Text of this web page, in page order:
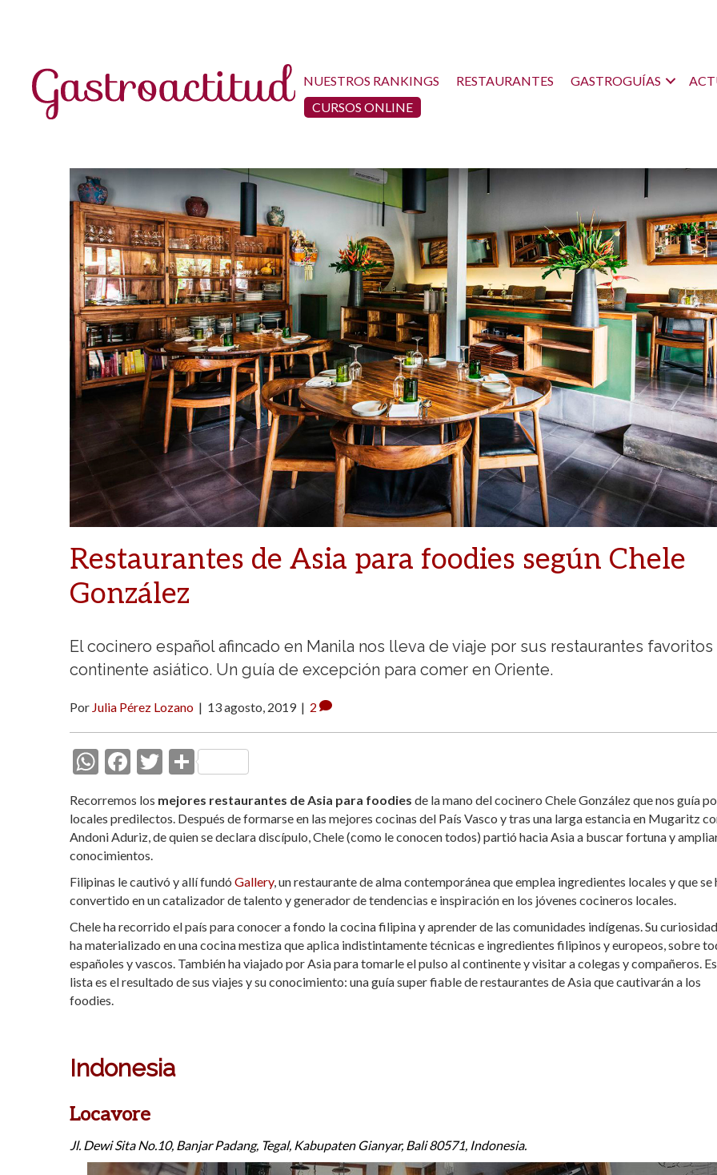
NUESTROS RANKINGS RESTAURANTES GASTROGUÍAS
CURSOS ONLINE
Restaurantes de Asia para foodies según Chele
González
El cocinero español afincado en Manila nos lleva de viaje por sus restaurantes
continente asiático. Un guía de excepción para comer en Oriente.
Por Julia Pérez Lozano | 13 agosto, 2019 | 2
W
at
s
A
p
p
F
e
b
o
o
k
T
itt
er
C
m
p
ti
r
Recorremos los mejores restaurantes de Asia para foodies de la mano del cocinero Chele González que nos guía
locales predilectos. Después de formarse en las mejores cocinas del País Vasco y tras una larga estancia en Mugaritz
Andoni Aduriz, de quien se declara discípulo, Chele (como le conocen todos) partió hacia Asia a buscar fortuna y
conocimientos.
Filipinas le cautivó y allí fundó Gallery, un restaurante de alma contemporánea que emplea ingredientes locales y que se
convertido en un catalizador de talento y generador de tendencias e inspiración en los jóvenes cocineros locales.
Chele ha recorrido el país para conocer a fondo la cocina filipina y aprender de las comunidades indígenas. Su
ha materializado en una cocina mestiza que aplica indistintamente técnicas e ingredientes filipinos y europeos, sobre
españoles y vascos. También ha viajado por Asia para tomarle el pulso al continente y visitar a colegas y compañeros.
lista es el resultado de sus viajes y su conocimiento: una guía super fiable de restaurantes de Asia que cautivarán a los
foodies.
Indonesia
Locavore
Jl. Dewi Sita No.10, Banjar Padang, Tegal, Kabupaten Gianyar, Bali 80571, Indonesia.